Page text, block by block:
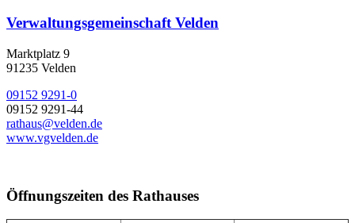
Verwaltungsgemeinschaft Velden
Marktplatz 9
91235 Velden
09152 9291-0
09152 9291-44
rathaus@velden.de
www.vgvelden.de
Öffnungszeiten des Rathauses